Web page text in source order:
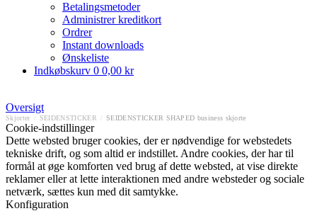
Betalingsmetoder
Administrer kreditkort
Ordrer
Instant downloads
Ønskeliste
Indkøbskurv 0 0,00 kr
Oversigt
Skjorter SEIDENSTICKER SEIDENSTICKER SHAPED business skjorte
Cookie-indstillinger
Dette websted bruger cookies, der er nødvendige for webstedets
tekniske drift, og som altid er indstillet. Andre cookies, der har til
formål at øge komforten ved brug af dette websted, at vise direkte
reklamer eller at lette interaktionen med andre websteder og sociale
netværk, sættes kun med dit samtykke.
Konfiguration